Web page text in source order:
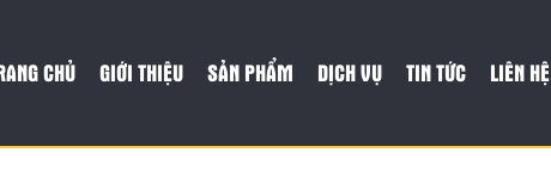
CHỦ GIỚI THIỆU SẢN PHẨM DỊCH VỤ TIN TỨC LIÊN HỆ